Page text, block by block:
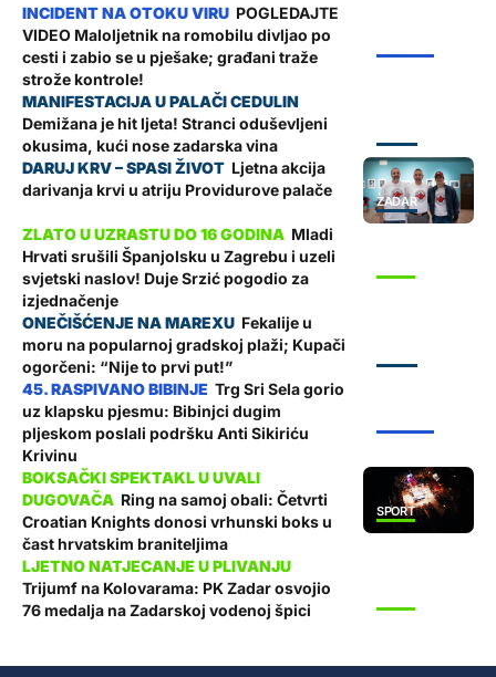
POGLEDAJTE
VIDEO Maloljetnik na romobilu divljao po
cesti i zabio se u pješake; građani traže
strože kontrole!
Demižana je hit ljeta! Stranci oduševljeni
okusima, kući nose zadarska vina
ZADAR
Ljetna akcija
darivanja krvi u atriju Providurove palače
Mladi
Hrvati srušili Španjolsku u Zagrebu i uzeli
svjetski naslov! Duje Srzić pogodio za
izjednačenje
Fekalije u
moru na popularnoj gradskoj plaži; Kupači
ogorčeni: “Nije to prvi put!”
Trg Sri Sela gorio
uz klapsku pjesmu: Bibinjci dugim
pljeskom poslali podršku Anti Sikiriću
Krivinu
SPORT
Ring na samoj obali: Četvrti
Croatian Knights donosi vrhunski boks u
čast hrvatskim braniteljima
Trijumf na Kolovarama: PK Zadar osvojio
76 medalja na Zadarskoj vodenoj špici